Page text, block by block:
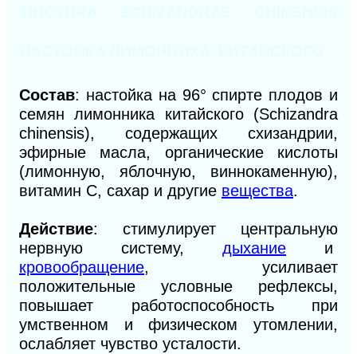
Состав: настойка на 96° спирте плодов и
семян лимонника китайского (Schizandra
chinensis), содержащих схизандрии,
эфирные масла, органические кислоты
(лимонную, яблочную, виннокаменную),
витамин С, сахар и другие вещества.
Действие: стимулирует центральную
нервную систему, дыхание и
кровообращение, усиливает
положительные условные рефлексы,
повышает работоспособность при
умственном и физическом утомлении,
ослабляет чувство усталости.